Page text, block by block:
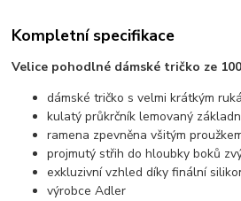
Kompletní specifikace
Velice pohodlné dámské tričko ze
dámské tričko s velmi krátkým
kulatý průkrčník lemovaný
ramena zpevněna všitým
projmutý střih do hloubky boků
exkluzivní vzhled díky finální
výrobce Adler